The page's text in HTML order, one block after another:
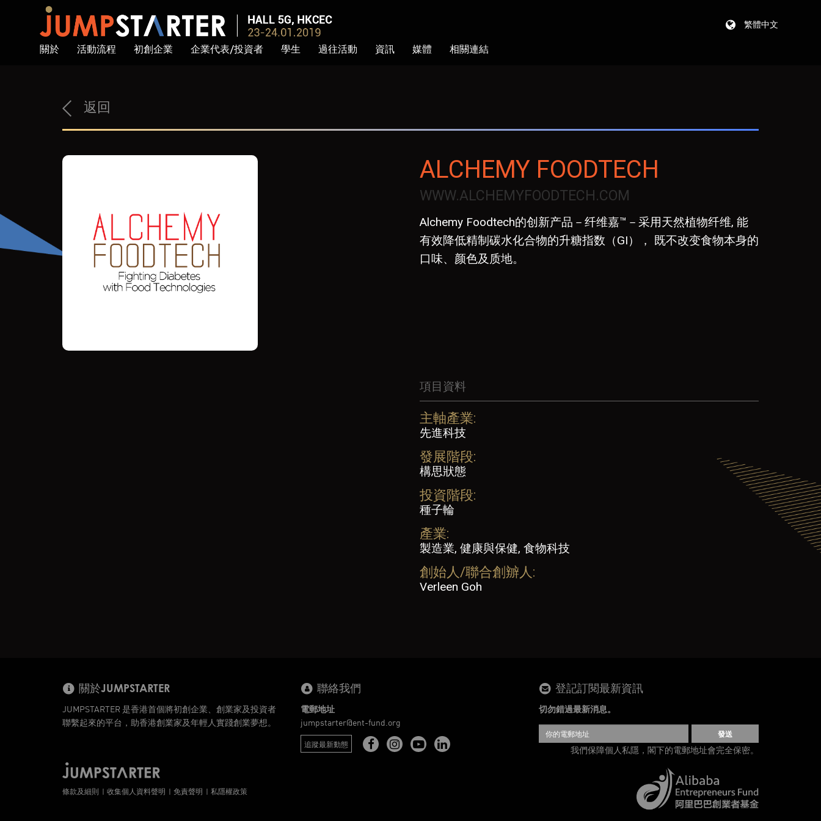
關於 活動流程 初創企業 企業代表/投資者 學生 過往活動 資訊 媒體 相關連結
繁體中文
返回
ALCHEMY FOODTECH
WWW.ALCHEMYFOODTECH.COM
Alchemy Foodtech的创新产品－纤维嘉™－采用天然植物纤维, 能
有效降低精制碳水化合物的升糖指数（GI）， 既不改变食物本身的
口味、颜色及质地。
項目資料
主軸產業:
先進科技
發展階段:
構思狀態
投資階段:
種子輪
產業:
製造業, 健康與保健, 食物科技
創始人/聯合創辧人:
Verleen Goh
關於JUMPSTARTER
JUMPSTARTER 是香港首個將初創企業、創業家及投資者
聯繫起來的平台，助香港創業家及年輕人實踐創業夢想。
聯絡我們
電郵地址
jumpstarter@ent-fund.org
追蹤最新動態
登記訂閱最新資訊
切勿錯過最新消息。
發送
我們保障個人私隱，閣下的電郵地址會完全保密。
條款及細則 收集個人資料聲明 免責聲明 私隱權政策